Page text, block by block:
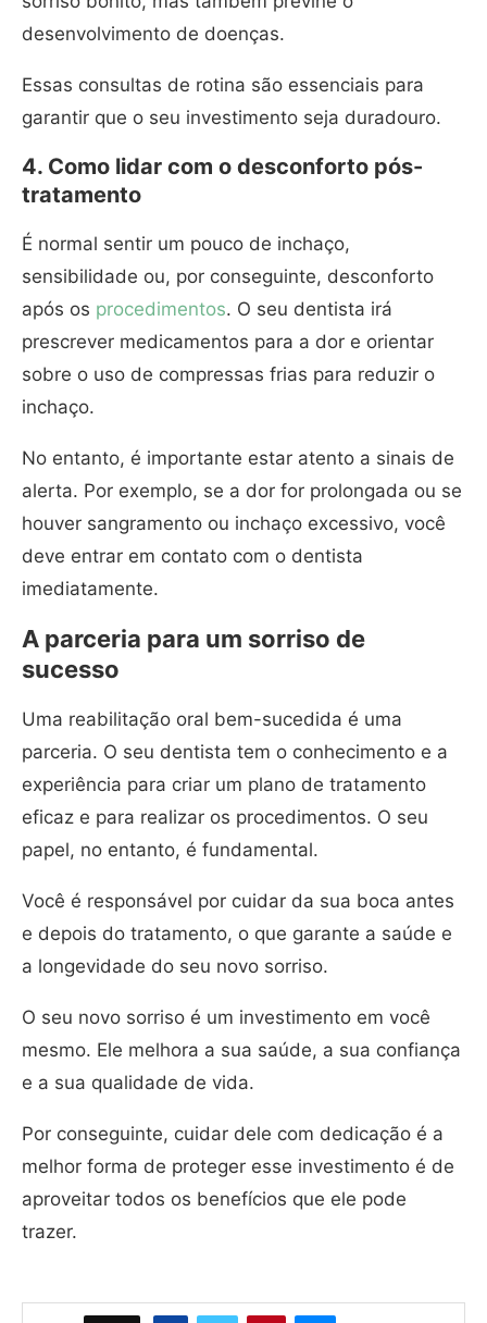
desenvolvimento de doenças.
Essas consultas de rotina são essenciais para
garantir que o seu investimento seja duradouro.
4. Como lidar com o desconforto pós-
tratamento
É normal sentir um pouco de inchaço,
sensibilidade ou, por conseguinte, desconforto
após os procedimentos. O seu dentista irá
prescrever medicamentos para a dor e orientar
sobre o uso de compressas frias para reduzir o
inchaço.
No entanto, é importante estar atento a sinais de
alerta. Por exemplo, se a dor for prolongada ou se
houver sangramento ou inchaço excessivo, você
deve entrar em contato com o dentista
imediatamente.
A parceria para um sorriso de
sucesso
Uma reabilitação oral bem-sucedida é uma
parceria. O seu dentista tem o conhecimento e a
experiência para criar um plano de tratamento
eficaz e para realizar os procedimentos. O seu
papel, no entanto, é fundamental.
Você é responsável por cuidar da sua boca antes
e depois do tratamento, o que garante a saúde e
a longevidade do seu novo sorriso.
O seu novo sorriso é um investimento em você
mesmo. Ele melhora a sua saúde, a sua confiança
e a sua qualidade de vida.
Por conseguinte, cuidar dele com dedicação é a
melhor forma de proteger esse investimento é de
aproveitar todos os benefícios que ele pode
trazer.